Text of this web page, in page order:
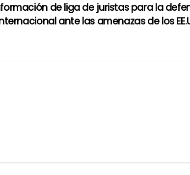
de liga de juristas para la
ante las amenazas de los